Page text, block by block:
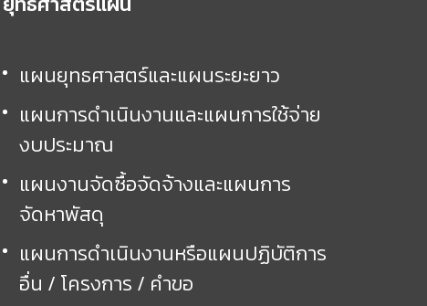
แผนยุทธศาสตร์และแผนระยะยาว
แผนการดำเนินงานและแผนการใช้จ่าย
งบประมาณ
แผนงานจัดซื้อจัดจ้างและแผนการ
จัดหาพัสดุ
แผนการดำเนินงานหรือแผนปฏิบัติการ
อื่น / โครงการ / คำขอ